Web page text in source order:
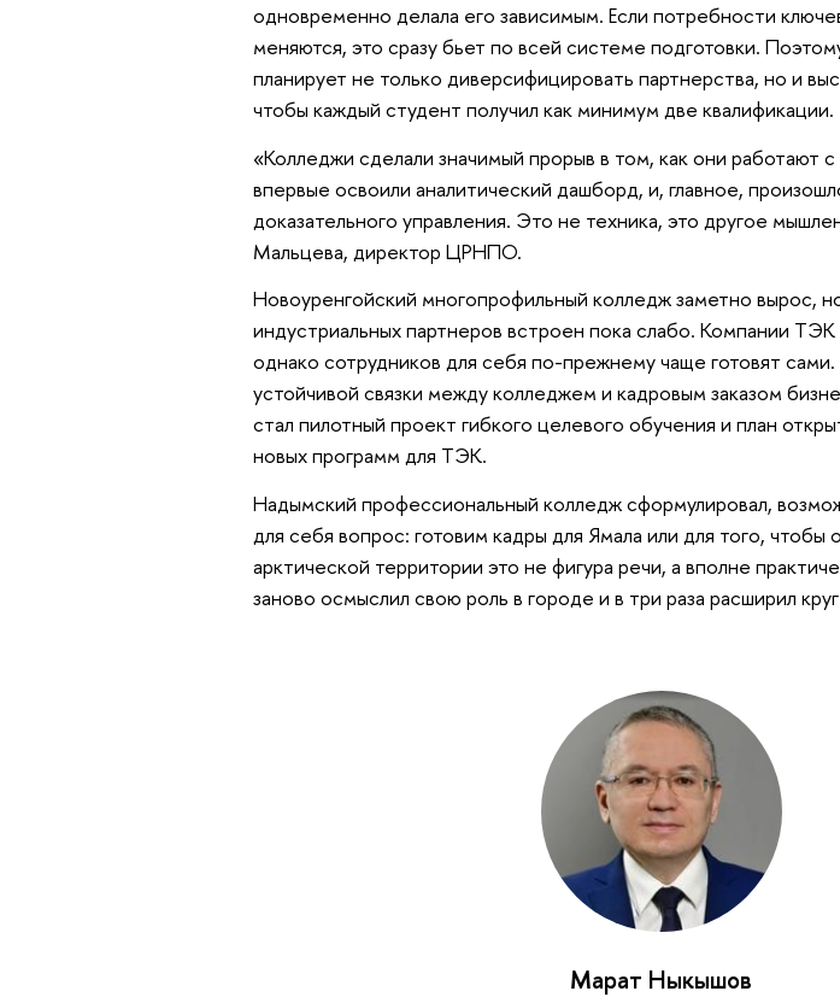
одновременно делала его зависимым. Если потребности
меняются, это сразу бьет по всей системе подготовки.
планирует не только диверсифицировать партнерства, но и
чтобы каждый студент получил как минимум две квалификации.
«Колледжи сделали значимый прорыв в том, как они работают
впервые освоили аналитический дашборд, и, главное,
доказательного управления. Это не техника, это другое
Мальцева, директор ЦРНПО.
Новоуренгойский многопрофильный колледж заметно вырос,
индустриальных партнеров встроен пока слабо. Компании
однако сотрудников для себя по-прежнему чаще готовят
устойчивой связки между колледжем и кадровым заказом
стал пилотный проект гибкого целевого обучения и план
новых программ для ТЭК.
Надымский профессиональный колледж сформулировал,
для себя вопрос: готовим кадры для Ямала или для того, чтобы
арктической территории это не фигура речи, а вполне
заново осмыслил свою роль в городе и в три раза расширил
Марат Ныкышов